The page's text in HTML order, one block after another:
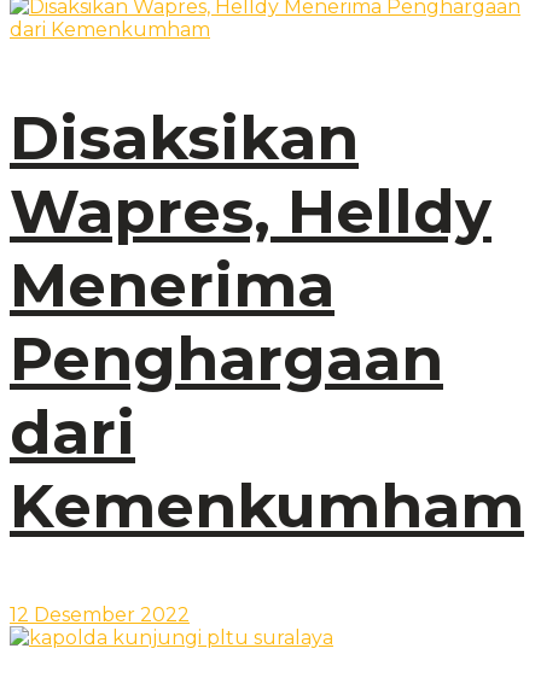
Disaksikan
Wapres, Helldy
Menerima
Penghargaan
dari
Kemenkumham
12 Desember 2022